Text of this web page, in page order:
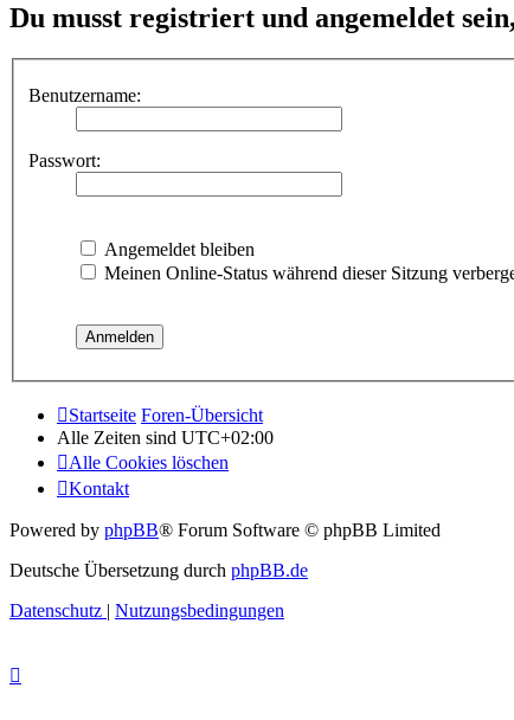
Du musst registriert und angemeldet
Benutzername:
Passwort:
Angemeldet bleiben
Meinen Online-Status während dieser Sitzung
Startseite Foren-Übersicht
Alle Zeiten sind UTC+02:00
Alle Cookies löschen
Kontakt
Powered by phpBB® Forum Software © phpBB Limited
Deutsche Übersetzung durch phpBB.de
Datenschutz | Nutzungsbedingungen